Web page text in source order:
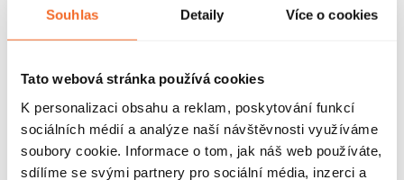
Souhlas Detaily Více o cookies
Tato webová stránka používá cookies
K personalizaci obsahu a reklam, poskytování funkcí
sociálních médií a analýze naší návštěvnosti využíváme
soubory cookie. Informace o tom, jak náš web používáte,
sdílíme se svými partnery pro sociální média, inzerci a
Skryté montážní prvky
Jednoduchá montáž
Povrchová odolnost
UV odolnost
Prodloužená záruka 5 let